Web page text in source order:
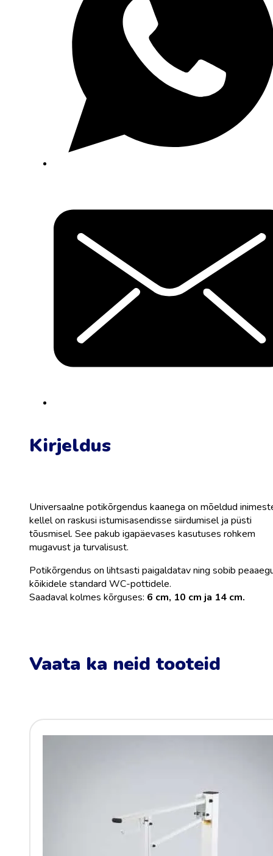
Kirjeldus
Universaalne potikõrgendus kaanega on mõeldud
kellel on raskusi istumisasendisse siirdumisel ja püsti
tõusmisel. See pakub igapäevases kasutuses rohkem
mugavust ja turvalisust.
Potikõrgendus on lihtsasti paigaldatav ning sobib
kõikidele standard WC-pottidele.
Saadaval kolmes kõrguses: 6 cm, 10 cm ja 14 cm.
Vaata ka neid tooteid